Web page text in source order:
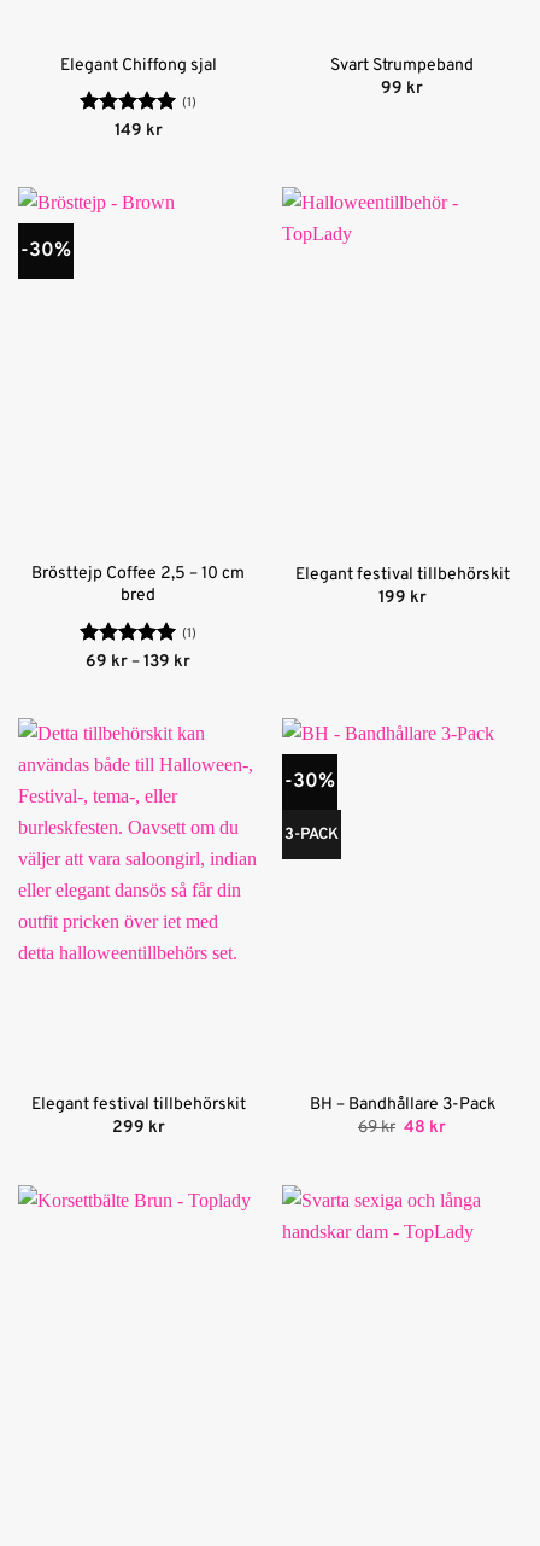
Elegant Chiffong sjal
Betygsatt5
(1)
149 kr
Svart Strumpeband
99 kr
-30%
Brösttejp Coffee 2,5 – 10 cm
bred
Betygsatt5
(1)
69 kr–139 krPrisintervall:
Elegant festival tillbehörskit
199 kr
Elegant festival tillbehörskit
299 kr
-30%
3-PACK
BH – Bandhållare 3-Pack
69kr Det
69 kr.
48 krDet
48 kr.